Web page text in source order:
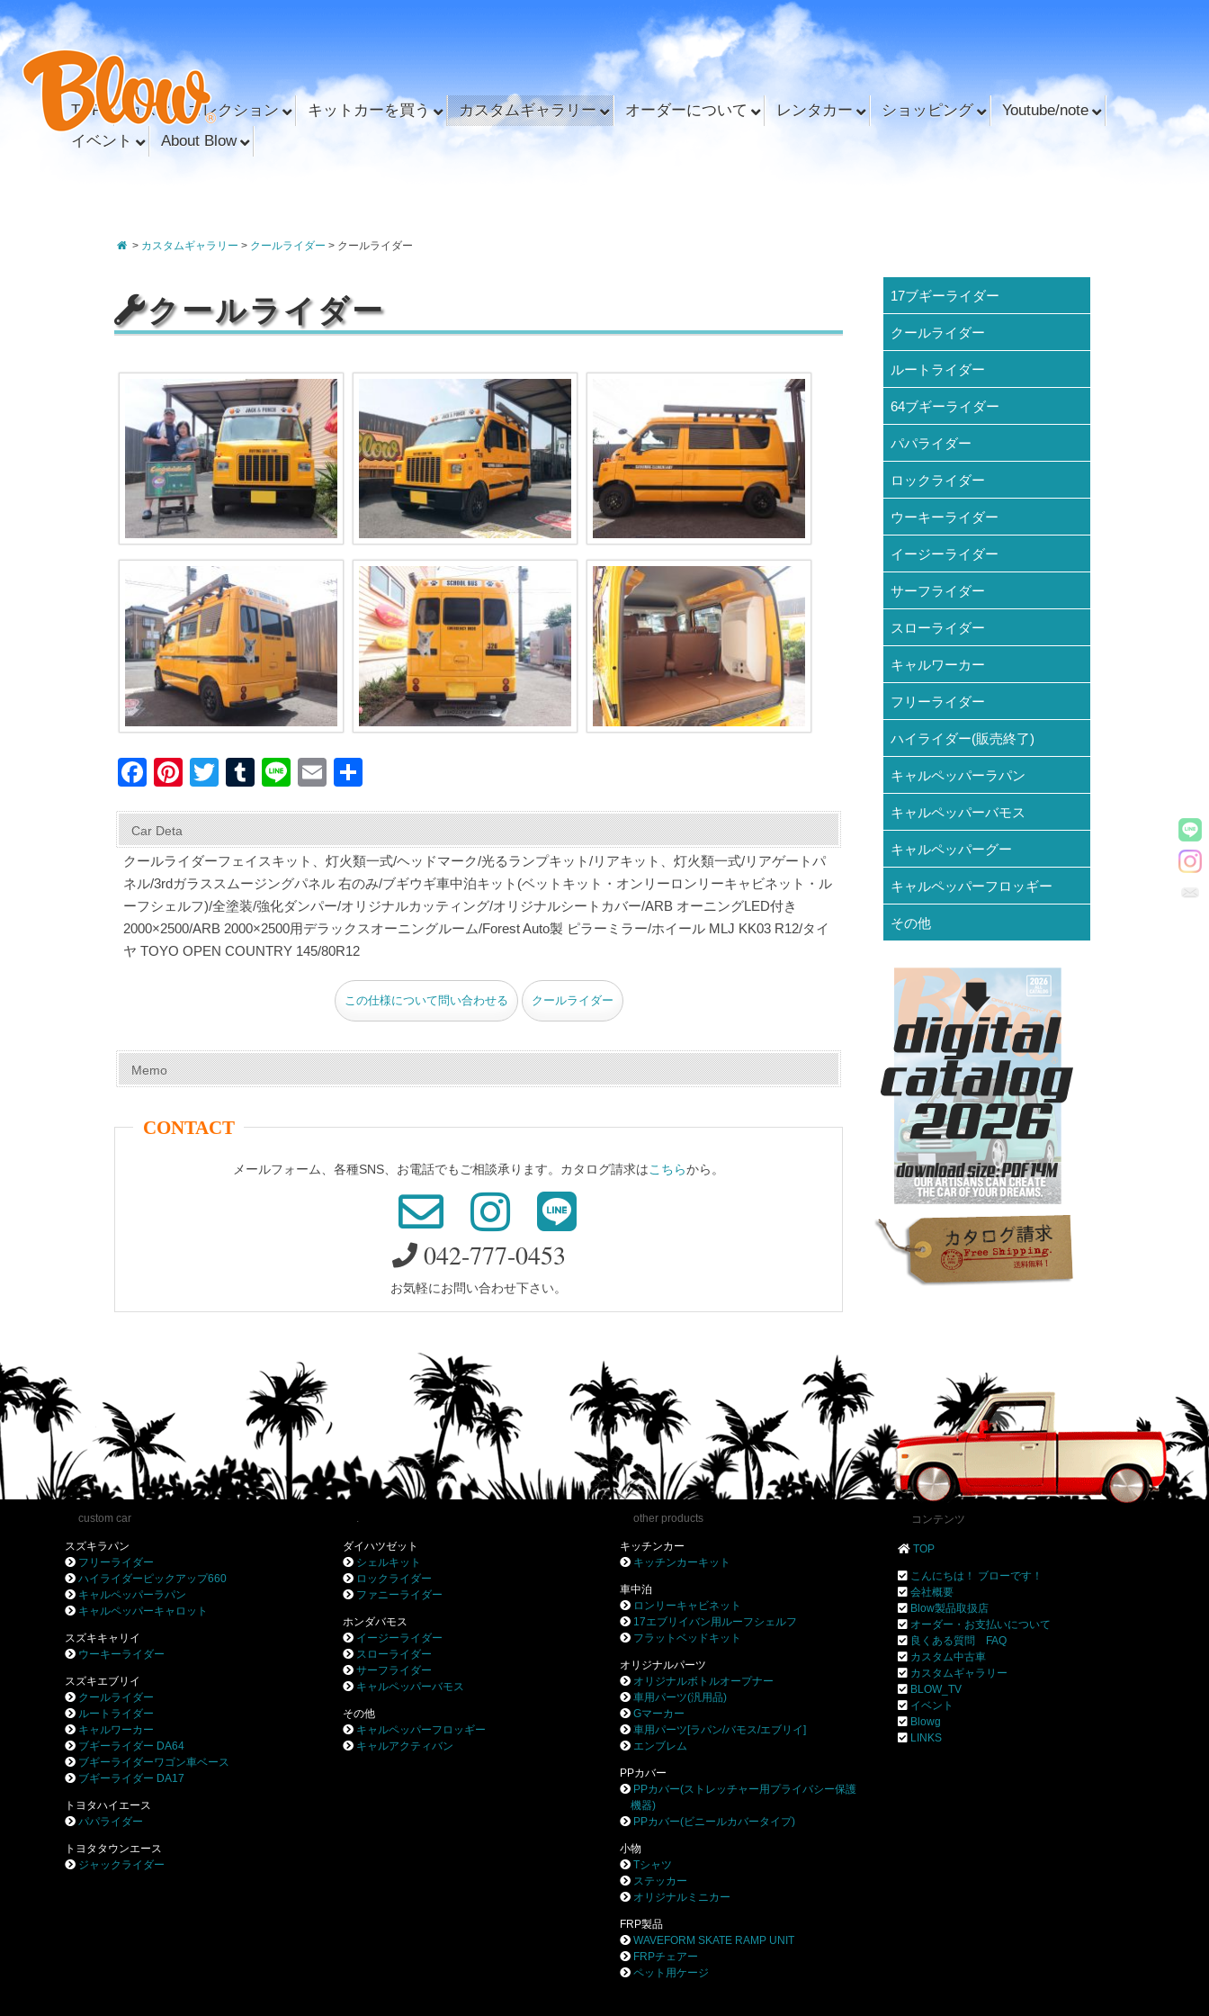
TOP カスタムコレクション キットカーを買う カスタムギャラリー オーダーについて レンタカー ショッピング
Youtube/note
イベント
About Blow
> カスタムギャラリー > クールライダー > クールライダー
クールライダー
F
c
e
b
o
o
Pi
er
e
st
T
tt
er
T
m
bl
r
Li
e
E
ail
Car Deta
クールライダーフェイスキット、灯火類一式/ヘッドマーク/光るランプキット/リアキット、灯火類一式/リアゲートパ
ネル/3rdガラススムージングパネル 右のみ/ブギウギ車中泊キット(ベットキット・オンリーロンリーキャビネット・ル
ーフシェルフ)/全塗装/強化ダンパー/オリジナルカッティング/オリジナルシートカバー/ARB オーニングLED付き
2000×2500/ARB 2000×2500用デラックスオーニングルーム/Forest Auto製 ピラーミラー/ホイール MLJ KK03 R12/タイ
ヤ TOYO OPEN COUNTRY 145/80R12
この仕様について問い合わせる クールライダー
Memo
CONTACT
メールフォーム、各種SNS、お電話でもご相談承ります。カタログ請求はこちらから。
042-777-0453
お気軽にお問い合わせ下さい。
17ブギーライダー
クールライダー
ルートライダー
64ブギーライダー
パパライダー
ロックライダー
ウーキーライダー
イージーライダー
サーフライダー
スローライダー
キャルワーカー
フリーライダー
ハイライダー(販売終了)
キャルペッパーラパン
キャルペッパーバモス
キャルペッパーグー
キャルペッパーフロッギー
その他
custom car
スズキラパン
フリーライダー
ハイライダーピックアップ660
キャルペッパーラパン
キャルペッパーキャロット
スズキキャリイ
ウーキーライダー
スズキエブリイ
クールライダー
ルートライダー
キャルワーカー
ブギーライダー DA64
ブギーライダーワゴン車ベース
ブギーライダー DA17
トヨタハイエース
パパライダー
トヨタタウンエース
ジャックライダー
.
ダイハツゼット
シェルキット
ロックライダー
ファニーライダー
ホンダバモス
イージーライダー
スローライダー
サーフライダー
キャルペッパーバモス
その他
キャルペッパーフロッギー
キャルアクティバン
other products
キッチンカー
キッチンカーキット
車中泊
ロンリーキャビネット
17エブリイバン用ルーフシェルフ
フラットベッドキット
オリジナルパーツ
オリジナルボトルオープナー
車用パーツ(汎用品)
Gマーカー
車用パーツ[ラパン/バモス/エブリイ]
エンブレム
PPカバー
PPカバー(ストレッチャー用プライバシー保護
機器)
PPカバー(ビニールカバータイプ)
小物
Tシャツ
ステッカー
オリジナルミニカー
FRP製品
WAVEFORM SKATE RAMP UNIT
FRPチェアー
ペット用ケージ
コンテンツ
TOP
こんにちは！ ブローです！
会社概要
Blow製品取扱店
オーダー・お支払いについて
良くある質問 FAQ
カスタム中古車
カスタムギャラリー
BLOW_TV
イベント
Blowg
LINKS